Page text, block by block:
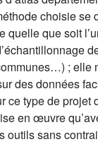
choisie se
quelle que soit
; elle
des données
ce type de projet
en œuvre
outils sans